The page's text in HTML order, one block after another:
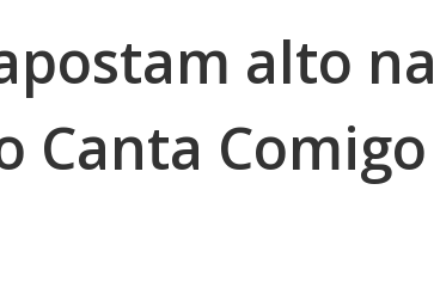
alto na
Canta Comigo